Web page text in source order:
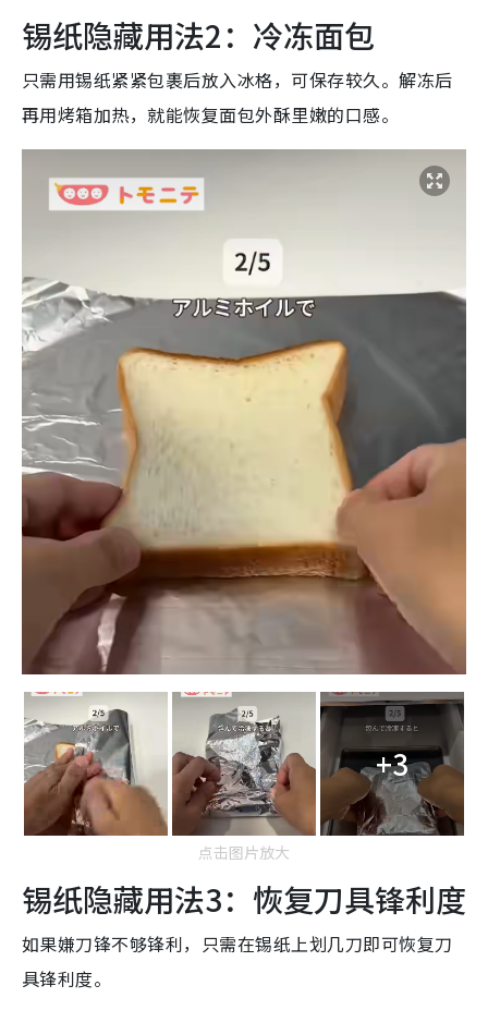
锡纸隐藏用法2：冷冻面包
只需用锡纸紧紧包裹后放入冰格，可保存较久。解冻后
再用烤箱加热，就能恢复面包外酥里嫩的口感。
+3
点击图片放大
锡纸隐藏用法3：恢复刀具锋利度
如果嫌刀锋不够锋利，只需在锡纸上划几刀即可恢复刀
具锋利度。